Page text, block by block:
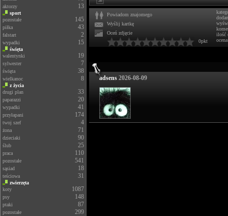
aktorzy 13
sport
pozostałe
145
piłka 43
falstart 2
wypadki 15
święta
walentynki
19
sylwester 7
święta 38
wielkanoc 8
z życia
drugi plan
33
paparazzi 20
wypadki 41
przyłapani 174
twoj szef 4
żona 71
dzieciaki 90
ślub 25
praca 110
pozostałe 541
sąsiad 18
teściowa 31
zwierzęta
koty
1087
psy 148
ptaki 87
pozostałe 299
Powiadom znajomego
Wyślij kartkę
Oceń zdjęcie
0pkt
ilość
ocena
adsens 2026-08-09